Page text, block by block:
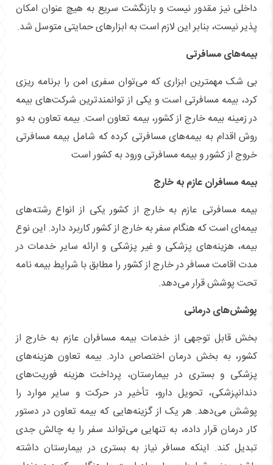
داخلی نیز مقدور نیست و بازنگشت سریع به هیچ عنوان امکان
پذیر نیست، بنابر این لازم است به ابزار‌های حمایتی متوسل شد.
بیمه‌های مسافرتی
بی شک مهمترین ابزاری که می‌توان سفری امن را برنامه ریزی
کرد، بیمه مسافرتی است و یکی از توانمند‌ترین شرکت‌های بیمه
در زمینه بیمه خارج از کشور، بیمه تعاون است. بیمه تعاون به دو
روش اقدام به بیمه‌های مسافرتی کرده که شامل بیمه مسافرتی
خروج از کشور و بیمه مسافرتی ورود به کشور است
بیمه مسافران عازم به خارج
بیمه مسافرتی عازم به خارج از کشور یکی از انواع رشته‌های
بیمه‌ای است که هنگام سفر به خارج از کشور کاربرد دارد. این نوع
بیمه، هزینه‌های پزشکی و غیر پزشکی و ارائه سایر خدمات در
مدت اقامت مسافر در خارج از کشور را مطابق با شرایط بیمه نامه
تحت پوشش قرار می‌دهد.
پوشش‌های درمانی
بخش قابل توجهی از خدمات بیمه مسافران عازم به خارج از
کشور، به بخش درمان اختصاص دارد. بیمه تعاون هزینه‌های
پزشکی و بستری در بیمارستان، پرداخت هزینه فوریت‌های
دندانپزشکی، تحویل دارو، تأخیر در حرکت و سایر موارد را
پوشش می‌دهد. هر یک از گزینه‌هایی که بیمه تعاون در دستور
کار درمان قرار داده، به تنهایی می‌تواند سفر را به چالش جدی
تبدیل کند. اینکه مسافر نیاز به بستری در بیمارستان داشته